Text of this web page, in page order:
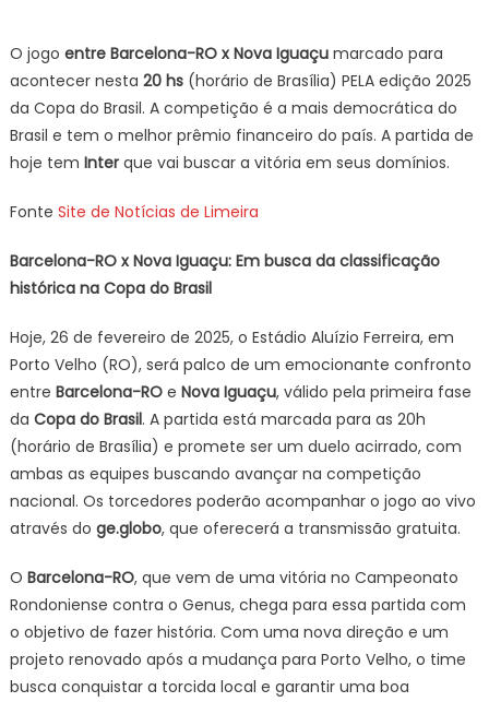
RO
x
Nova
Iguaçu
,
Assistir
vivo
COPA
BRASIL
2025,
HOJE
(27/02)
O jogo entre Barcelona-RO x Nova Iguaçu marcado para
acontecer nesta 20 hs (horário de Brasília) PELA edição 2025
da Copa do Brasil. A competição é a mais democrática do
Brasil e tem o melhor prêmio financeiro do país. A partida de
hoje tem Inter que vai buscar a vitória em seus domínios.
Fonte Site de Notícias de Limeira
Barcelona-RO x Nova Iguaçu: Em busca da classificação
histórica na Copa do Brasil
Hoje, 26 de fevereiro de 2025, o Estádio Aluízio Ferreira, em
Porto Velho (RO), será palco de um emocionante confronto
entre Barcelona-ROe Nova Iguaçu, válido pela primeira fase
da Copa do Brasil. A partida está marcada para as 20h
(horário de Brasília) e promete ser um duelo acirrado, com
ambas as equipes buscando avançar na competição
nacional. Os torcedores poderão acompanhar o jogo ao vivo
através do ge.globo, que oferecerá a transmissão gratuita.
O Barcelona-RO, que vem de uma vitória no Campeonato
Rondoniense contra o Genus, chega para essa partida com
o objetivo de fazer história. Com uma nova direção e um
projeto renovado após a mudança para Porto Velho, o time
busca conquistar a torcida local e garantir uma boa